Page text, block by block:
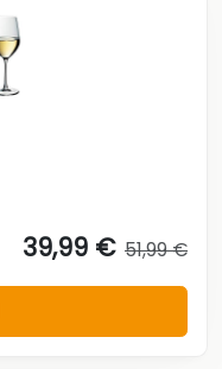
39,99 € 51,99 €